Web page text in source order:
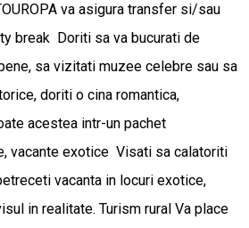
va asigura transfer si/sau
break Doriti sa va bucurati de
sa vizitati muzee celebre sau sa
doriti o cina romantica,
acestea intr-un pachet
vacante exotice Visati sa calatoriti
vacanta in locuri exotice,
in realitate. Turism rural Va place